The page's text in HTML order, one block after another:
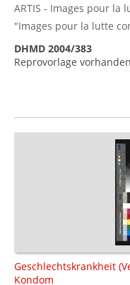
ARTIS - Images pour la
"Images pour la lutte
DHMD 2004/383
Reprovorlage vorhanden
Geschlechtskrankheit
Kondom